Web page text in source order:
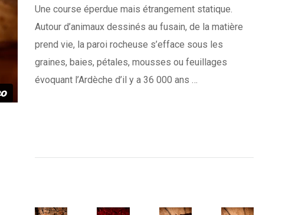
Une course éperdue mais étrangement statique.
Autour d’animaux dessinés au fusain, de la matière
prend vie, la paroi rocheuse s’efface sous les
graines, baies, pétales, mousses ou feuillages
évoquant l’Ardèche d’il y a 36 000 ans …